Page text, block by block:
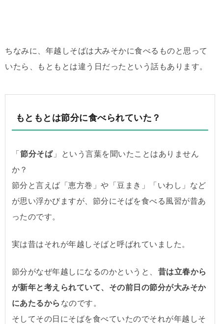
ちなみに、年越しそばは大みそかに食べるものと思って
いたら、もともとは違う日だったという話もあります。
もともとは節分に食べられていた？
「 節分そば 」という言葉を聞いたことはありません
か？
節分と言えば「恵方巻」や「豆まき」「いわし」など
が思い浮かびますが、節分にそばを食べる風習が昔あ
ったのです。
実は昔はそれが年越しそばと呼ばれていました。
節分がなぜ年越しになるのかというと、 昔は立春から
が新年と考えられていて、その前日の節分が大みそか
にあたるから なのです。
そしてその日にそばを食べていたのでそれが年越しそ